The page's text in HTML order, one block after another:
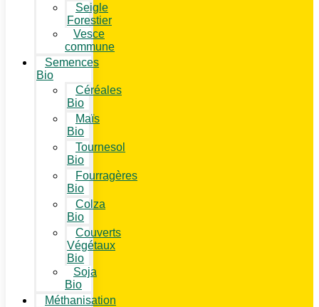
Seigle
Forestier
Vesce
commune
Semences
Bio
Céréales
Bio
Maïs
Bio
Tournesol
Bio
Fourragères
Bio
Colza
Bio
Couverts
Végétaux
Bio
Soja
Bio
Méthanisation